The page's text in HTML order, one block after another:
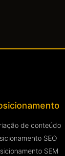
de conteúdo
SEO
SEM